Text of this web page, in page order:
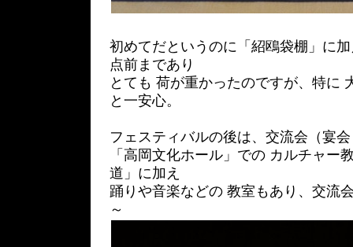
初めてだというのに「紹鴎袋棚」に
点前まであり
とても 荷が重かったのですが、特に
と一安心。
フェスティバルの後は、交流会（宴
「高岡文化ホール」での カルチャー
道」に加え
踊りや音楽などの 教室もあり、交流
～